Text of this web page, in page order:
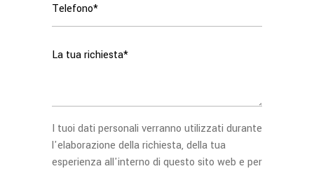
I tuoi dati personali verranno utilizzati durante
l'elaborazione della richiesta, della tua
esperienza all'interno di questo sito web e per